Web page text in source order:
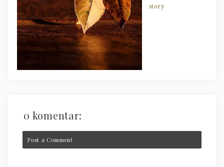
story
0 komentar:
Post a Comment